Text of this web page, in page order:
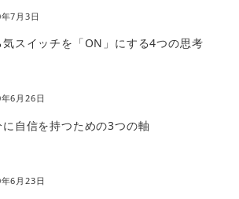
7月3日
気スイッチを「ON」にする4つの思考
6月26日
に自信を持つための3つの軸
6月23日